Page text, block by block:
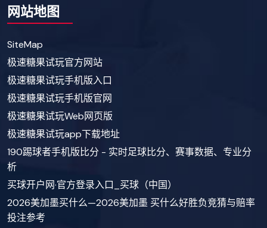
网站地图
SiteMap
极速糖果试玩官方网站
极速糖果试玩手机版入口
极速糖果试玩手机版官网
极速糖果试玩Web网页版
极速糖果试玩app下载地址
190踢球者手机版比分 - 实时足球比分、赛事数据、专业分
析
买球开户网·官方登录入口_买球（中国）
2026美加墨买什么—2026美加墨 买什么好胜负竞猜与赔率
投注参考